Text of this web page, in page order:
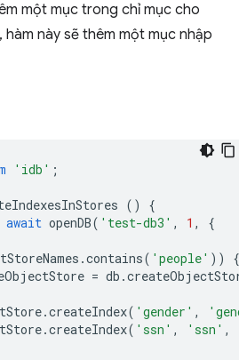
một mục trong chỉ mục cho
hàm này sẽ thêm một mục nhập
'idb' ;
()
{
await openDB( 'test-db3' , 1 ,
{
.contains( 'people' ))
{
= db .
.createIndex( 'gender' ,
.createIndex( 'ssn' , 'ssn' ,